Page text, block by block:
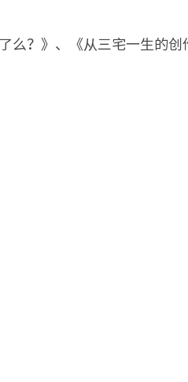
？》、《从三宅一生的创